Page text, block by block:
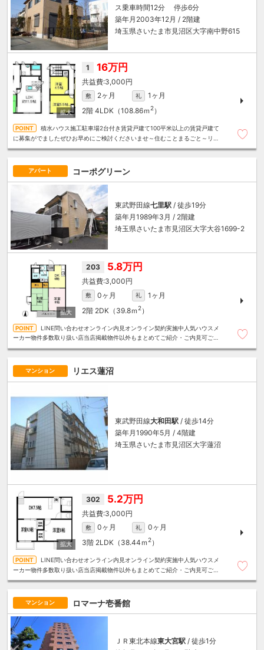
ス乗車時間12分 停歩6分
築年月2003年12月 / 2階建
埼玉県さいたま市見沼区大字南中野615
1 16万円
3,000円
敷 2ヶ月 礼
1ヶ月
2階 4LDK（108.86ｍ 2）
積水ハウス施工駐車場2台付き賃貸戸建て100平米以上の賃貸戸建て
に募集がでましたぜひお早めにご検討くださいませ～住むことまるごと～リロ
アパート コーポグリーン
東武野田線七里駅 / 徒歩19分
築年月1989年3月 / 2階建
埼玉県さいたま市見沼区大字大谷1699-2
203 5.8万円
3,000円
敷 0ヶ月 礼
1ヶ月
2階 2DK（39.8ｍ 2）
LINE問い合わせオンライン内見オンライン契約実施中人気ハウスメ
ーカー物件多数取り扱い店当店掲載物件以外もまとめてご紹介・ご内見可ご予
マンション リエス蓮沼
東武野田線大和田駅 / 徒歩14分
築年月1990年5月 / 4階建
埼玉県さいたま市見沼区大字蓮沼
302 5.2万円
3,000円
敷 0ヶ月 礼
0ヶ月
3階 2LDK（38.44ｍ 2）
LINE問い合わせオンライン内見オンライン契約実施中人気ハウスメ
ーカー物件多数取り扱い店当店掲載物件以外もまとめてご紹介・ご内見可ご予
マンション ロマーナ壱番館
ＪＲ東北本線東大宮駅 / 徒歩1分